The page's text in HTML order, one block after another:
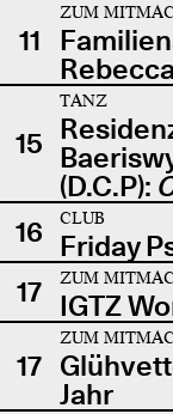
11
ZUM
15
TANZ
(D.C.P):
16
CLUB
Friday
17
ZUM
IGTZ
17
ZUM
Jahr